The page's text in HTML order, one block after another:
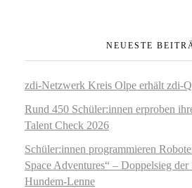
NEUESTE
zdi‑Netzwerk Kreis Olpe erhält
Rund 450 Schüler:innen erproben
Talent Check 2026
Schüler:innen programmieren
Space Adventures“ – Doppelsieg der
Hundem-Lenne